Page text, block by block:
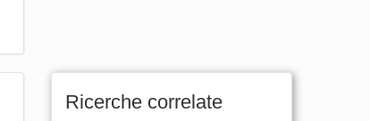
Ricerche correlate